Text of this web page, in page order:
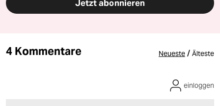
Jetzt abonnieren
4 Kommentare Neueste / Älteste
einloggen